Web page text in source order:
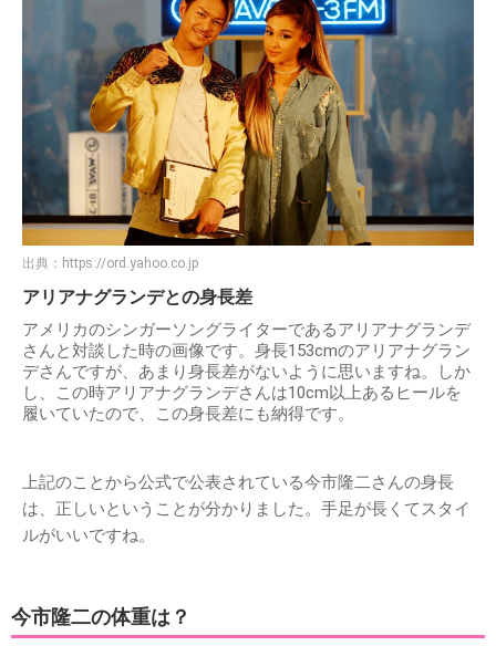
出典： https://ord.yahoo.co.jp
アリアナグランデとの身長差
アメリカのシンガーソングライターであるアリアナグランデ
さんと対談した時の画像です。身長153cmのアリアナグラン
デさんですが、あまり身長差がないように思いますね。しか
し、この時アリアナグランデさんは10cm以上あるヒールを
履いていたので、この身長差にも納得です。
上記のことから公式で公表されている今市隆二さんの身長
は、正しいということが分かりました。手足が長くてスタイ
ルがいいですね。
今市隆二の体重は？